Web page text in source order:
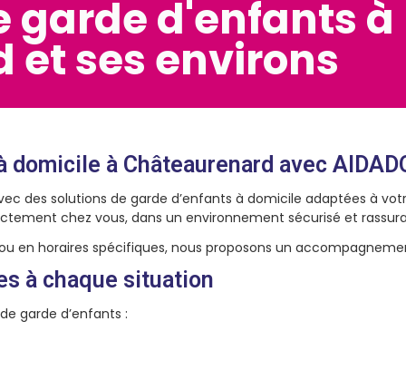
garde d'enfants à
ses environs
domicile à Châteaurenard avec
des solutions de garde d’enfants à domicile adaptées à
chez vous, dans un environnement sécurisé et
en horaires spécifiques, nous proposons un
à chaque situation
garde d’enfants :